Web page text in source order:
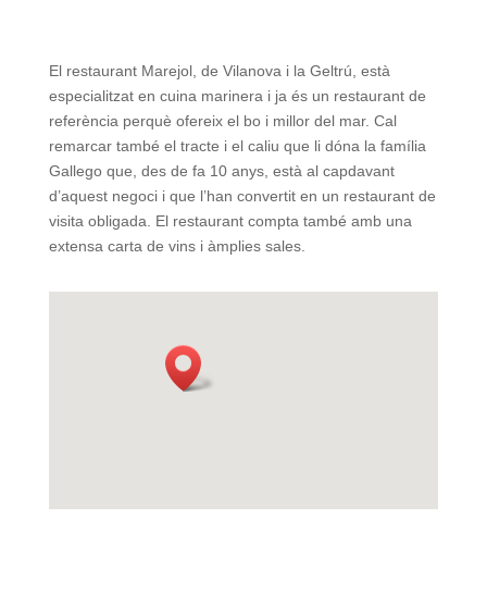
El restaurant Marejol, de Vilanova i la Geltrú, està
especialitzat en cuina marinera i ja és un restaurant de
referència perquè ofereix el bo i millor del mar. Cal
remarcar també el tracte i el caliu que li dóna la família
Gallego que, des de fa 10 anys, està al capdavant
d’aquest negoci i que l’han convertit en un restaurant de
visita obligada. El restaurant compta també amb una
extensa carta de vins i àmplies sales.